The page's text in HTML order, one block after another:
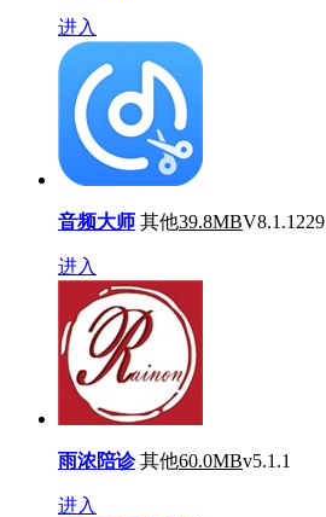
进入
音频大师 其他39.8MBV8.1.1229
进入
雨浓陪诊 其他60.0MBv5.1.1
进入